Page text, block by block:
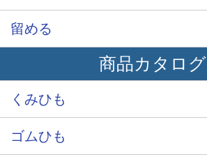
留める
商品カタログ
くみひも
ゴムひも